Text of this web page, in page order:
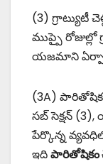
(3) గ్రాట్యుటీ
ముప్పై రోజుల్లో
యజమాని
(3A)
సబ్ సెక్షన్
పేర్కొన్న
ఇదిపారితోషికం